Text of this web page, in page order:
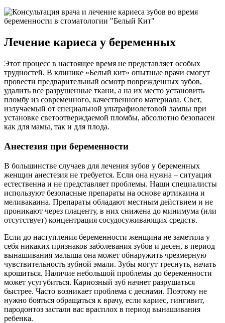
Лечение кариеса у беременных
Этот процесс в настоящее время не представляет особых
трудностей. В клинике «Белый кит» опытные врачи смогут
провести предварительный осмотр поврежденных зубов,
удалить все разрушенные ткани, а на их место установить
пломбу из современного, качественного материала. Свет,
излучаемый от специальной ультрафиолетовой лампы при
установке светоотверждаемой пломбы, абсолютно безопасен
как для мамы, так и для плода.
Анестезия при беременности
В большинстве случаев для лечения зубов у беременных
женщин анестезия не требуется. Если она нужна – ситуация
естественна и не представляет проблемы. Наши специалисты
используют безопасные препараты на основе артикаина и
меливакаина. Препараты обладают местным действием и не
проникают через плаценту, в них снижена до минимума (или
отсутствует) концентрация сосудосуживающих средств.
Если до наступления беременности женщина не заметила у
себя никаких признаков заболевания зубов и десен, в период
вынашивания малыша она может обнаружить чрезмерную
чувствительность зубной эмали. Зубы могут треснуть, начать
крошиться. Наличие небольшой проблемы до беременности
может усугубиться. Кариозный зуб начнет разрушаться
быстрее. Часто возникает проблема с деснами. Поэтому не
нужно бояться обращаться к врачу, если кариес, гингивит,
пародонтоз застали вас врасплох в период вынашивания
ребенка.